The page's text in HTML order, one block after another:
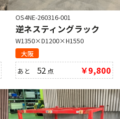
OS4NE-260316-001
逆ネスティングラック
W1350×D1200×H1550
大阪
あと 52 点 ￥9,800